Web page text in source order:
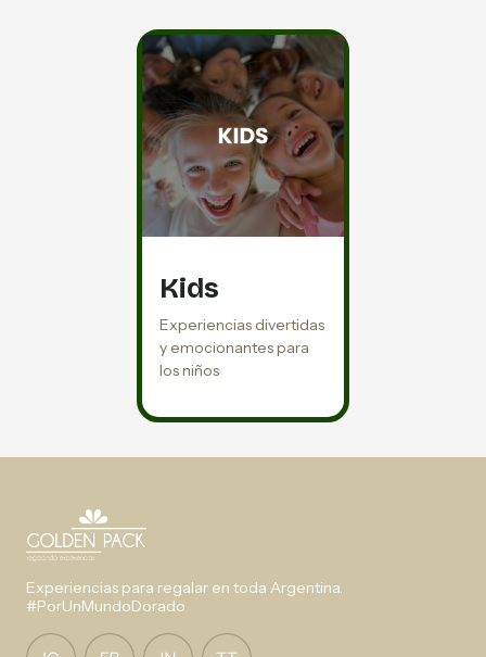
Kids
Experiencias divertidas
y emocionantes para
los niños
Experiencias para regalar en toda Argentina.
#PorUnMundoDorado